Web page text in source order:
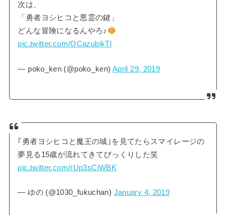
次は、
「勇者ヨシヒコと悪霊の鍵」
どんな冒険になるんやろ♪
pic.twitter.com/OCazubikTl
— poko_ken (@poko_ken) April 29, 2019
｢勇者ヨシヒコと魔王の城｣を見てたらスマイレージの
夢見る15歳が流れてきてびっくりした笑
pic.twitter.com/rUp3sCiWBK
— ゆの (@1030_fukuchan) January 4, 2019